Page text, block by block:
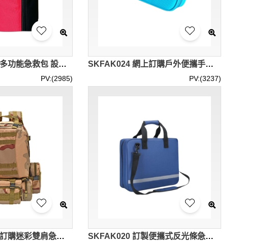
SKFAK025 訂製多功能急救包 設計斜跨 手提急救包 戶外旅行 露營 車載應急 學校 居家急救包 急救包工廠
PV:(2985)
SKFAK024 網上訂購戶外便攜手拿急救包 設計保溫胰島素急救包 急救包供應商 戶外旅行 露營 社區 團體活動
PV:(3237)
SKFAK021 網上訂購迷彩雙肩急救包 戶外出遊 越野 登山 探險活動 極限騎行 設計防水雙肩急救包 多重調節扣帶 急救包供應商 SKFAK020 訂製便攜式反光條急救包 設計大容量收納急救包 多口袋網格分類 防水式拉鏈急救包 急救包供應商